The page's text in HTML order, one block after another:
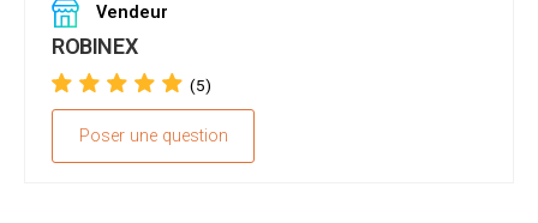
Vendeur
ROBINEX
(5)
Poser une question